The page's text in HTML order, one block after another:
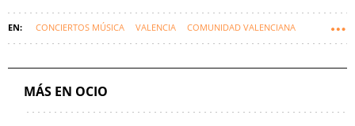
CONCIERTOS MÚSICA VALENCIA COMUNIDAD VALENCIANA
BIG SOUND FESTIVAL
MÁS EN OCIO